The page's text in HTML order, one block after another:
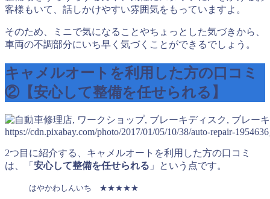
客様もいて、話しかけやすい雰囲気をもっていますよ。
そのため、ミニで気になることやちょっとした気づきから、
車両の不調部分にいち早く気づくことができるでしょう。
キャメルオートを利用した方の口コミ
②【安心して整備を任せられる】
https://cdn.pixabay.com/photo/2017/01/05/10/38/auto-repair-
2つ目に紹介する、キャメルオートを利用した方の口コミ
は、「 安心して整備を任せられる 」という点です。
はやかわしんいち ★★★★★